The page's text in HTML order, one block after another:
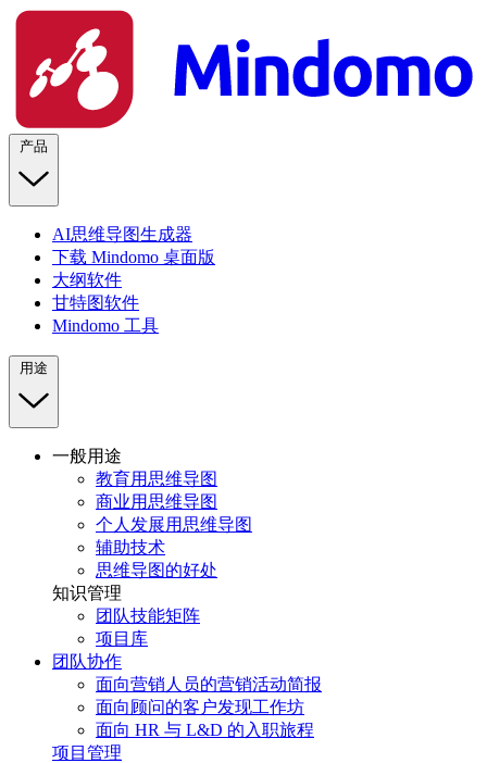
产品
AI思维导图生成器
下载 Mindomo 桌面版
大纲软件
甘特图软件
Mindomo 工具
用途
一般用途
教育用思维导图
商业用思维导图
个人发展用思维导图
辅助技术
思维导图的好处
知识管理
团队技能矩阵
项目库
团队协作
面向营销人员的营销活动简报
面向顾问的客户发现工作坊
面向 HR 与 L&D 的入职旅程
项目管理